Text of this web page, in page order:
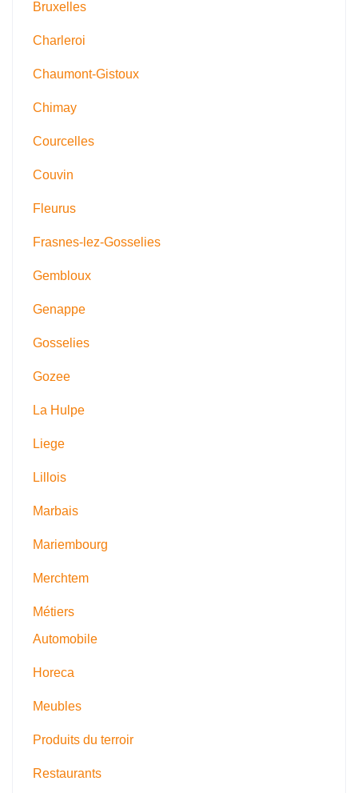
Bruxelles
Charleroi
Chaumont-Gistoux
Chimay
Courcelles
Couvin
Fleurus
Frasnes-lez-Gosselies
Gembloux
Genappe
Gosselies
Gozee
La Hulpe
Liege
Lillois
Marbais
Mariembourg
Merchtem
Métiers
Automobile
Horeca
Meubles
Produits du terroir
Restaurants